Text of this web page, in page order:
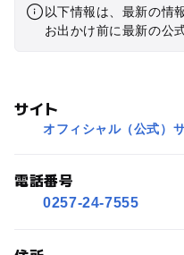
以下情報は、最新の情
お出かけ前に最新の公
サイト
オフィシャル（公式）
電話番号
0257-24-7555